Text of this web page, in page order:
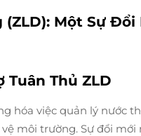
Một Sự Đổi
Tuân Thủ ZLD
hóa việc quản lý nước
môi trường. Sự đổi